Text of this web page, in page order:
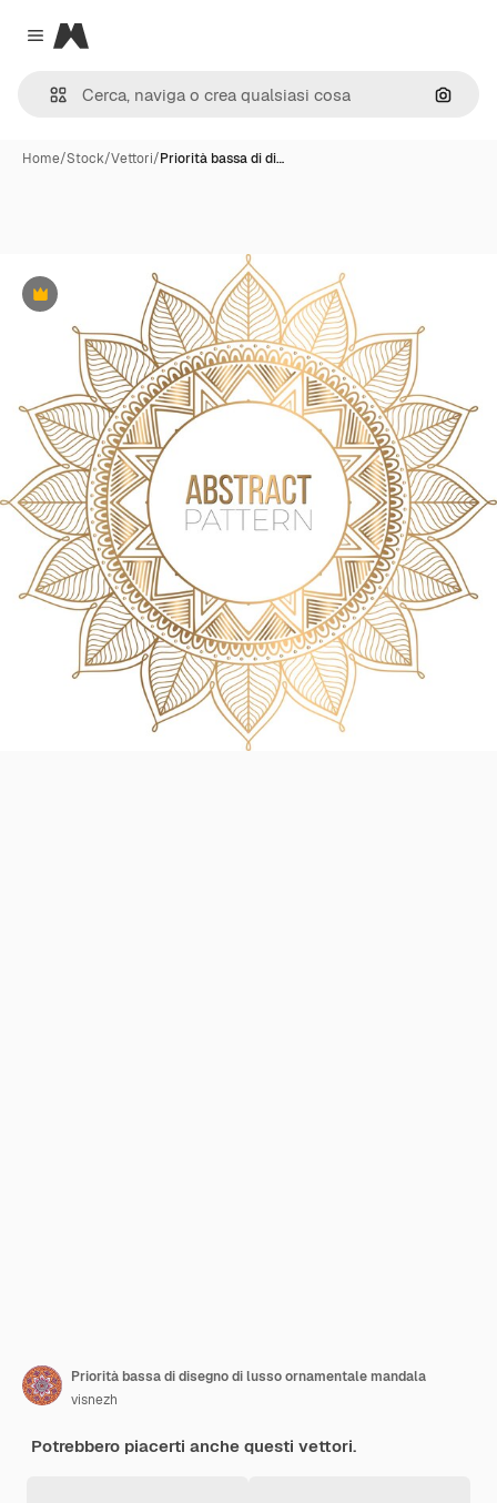
Close menu
Magnific
Cerca
Home/Stock/Vettori/Priorità bassa di di…
Premium
Priorità bassa di disegno di lusso ornamentale mandala
visnezh
Potrebbero piacerti anche questi vettori.